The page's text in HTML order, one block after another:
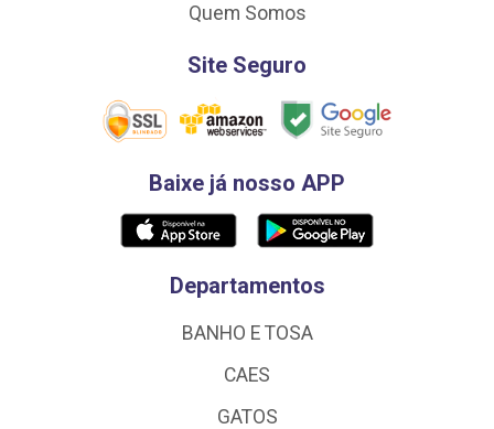
Quem Somos
Site Seguro
Baixe já nosso APP
Departamentos
BANHO E TOSA
CAES
GATOS